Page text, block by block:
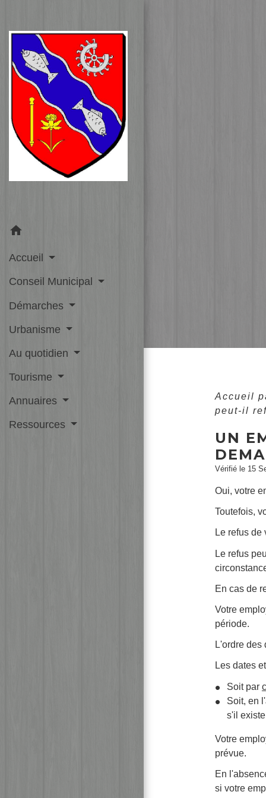
home
Accueil
Conseil Municipal
Démarches
Urbanisme
Au quotidien
Tourisme
Annuaires
Ressources
Accueil
peut-il
UN
Vérifié le 15
Oui, votre
Toutefois,
Le refus de
Le refus
En cas de
Votre
période.
L'ordre des
Les dates
Soit par
Soit, en
s'il
Votre
prévue.
En
si votre